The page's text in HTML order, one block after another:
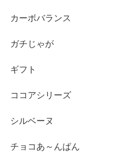
カーボバランス
ガチじゃが
ギフト
ココアシリーズ
シルベーヌ
チョコあ～んぱん